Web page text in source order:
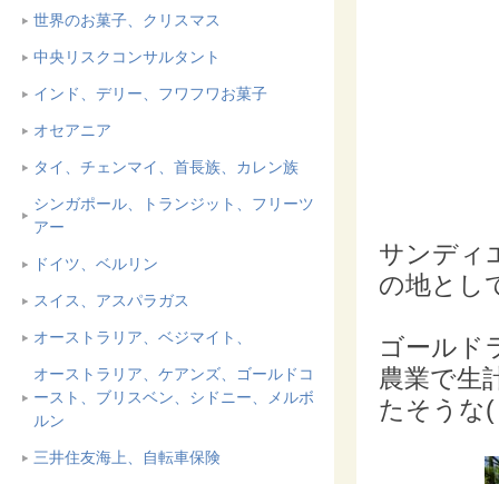
世界のお菓子、クリスマス
中央リスクコンサルタント
インド、デリー、フワフワお菓子
オセアニア
タイ、チェンマイ、首長族、カレン族
シンガポール、トランジット、フリーツ
アー
ドイツ、ベルリン
スイス、アスパラガス
オーストラリア、ベジマイト、
オーストラリア、ケアンズ、ゴールドコ
ースト、ブリスベン、シドニー、メルボ
ルン
三井住友海上、自転車保険
サンディ
の地とし
ゴールド
農業で生
たそうな(